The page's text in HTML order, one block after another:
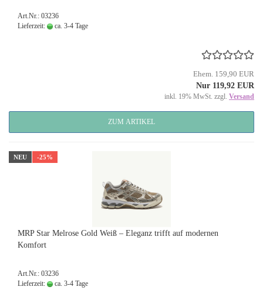
Art.Nr.: 03236
Lieferzeit:
ca. 3-4 Tage
Ehem. 159,90 EUR
Nur 119,92 EUR
inkl. 19% MwSt. zzgl. Versand
ZUM ARTIKEL
NEU -25%
MRP Star Melrose Gold Weiß – Eleganz trifft auf modernen
Komfort
Art.Nr.: 03236
Lieferzeit:
ca. 3-4 Tage